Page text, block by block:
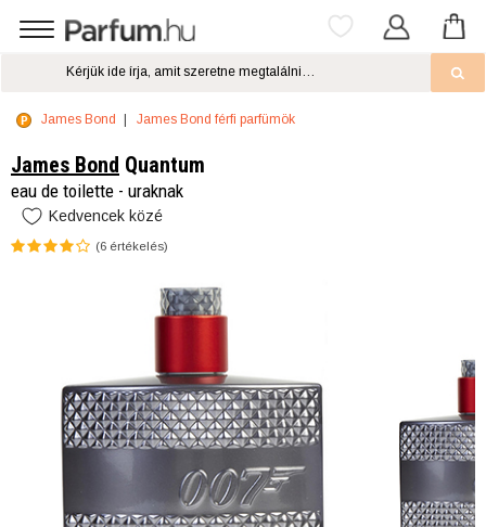
James Bond James Bond férfi parfümök
James Bond Quantum
eau de toilette - uraknak
Kedvencek közé
(6 értékelés)